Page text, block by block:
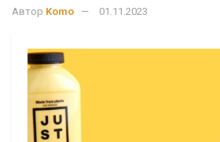
Автор Komo 01.11.2023